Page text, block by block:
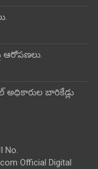
ఆరోపణలు.
అధికారుల బారికేడ్లు
No.
Official Digital